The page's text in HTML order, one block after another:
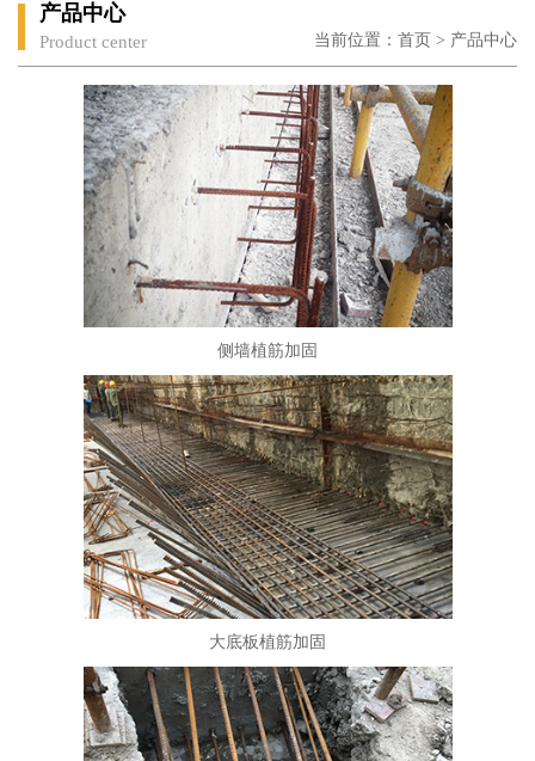
产品中心
Product center 当前位置： 首页 > 产品中心
侧墙植筋加固
大底板植筋加固